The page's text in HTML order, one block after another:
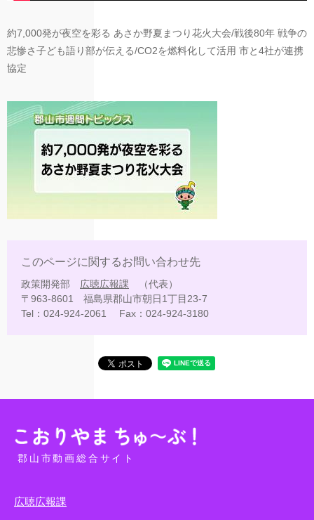
約7,000発が夜空を彩る あさか野夏まつり花火大会/戦後80年 戦争の
悲惨さ子ども語り部が伝える/CO2を燃料化して活用 市と4社が連携
協定
このページに関するお問い合わせ先
政策開発部 広聴広報課
代表
〒963-8601
福島県郡山市朝日1丁目23-7
Tel：024-924-2061
Fax：024-924-3180
郡山市動画総合サイト
広聴広報課